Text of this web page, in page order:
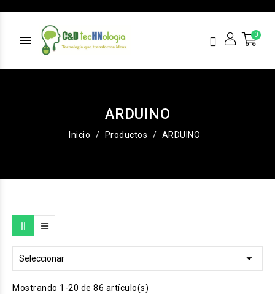
menu
ARDUINO
Inicio Productos ARDUINO
Seleccionar 
Mostrando 1-20 de 86 artículo(s)